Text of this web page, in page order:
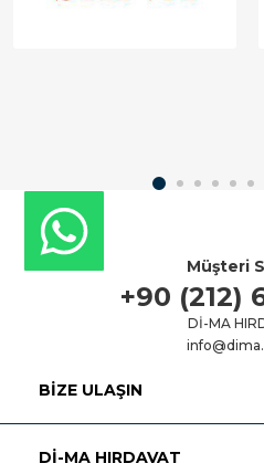
Müşteri
+90 (212)
Dİ-MA
BIZE ULAŞIN
Dİ-MA HIRDAVAT